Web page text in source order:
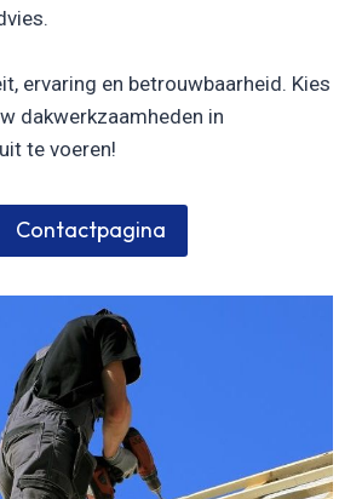
ervaring en betrouwbaarheid. Kies
dakwerkzaamheden in
te voeren!
Contactpagina